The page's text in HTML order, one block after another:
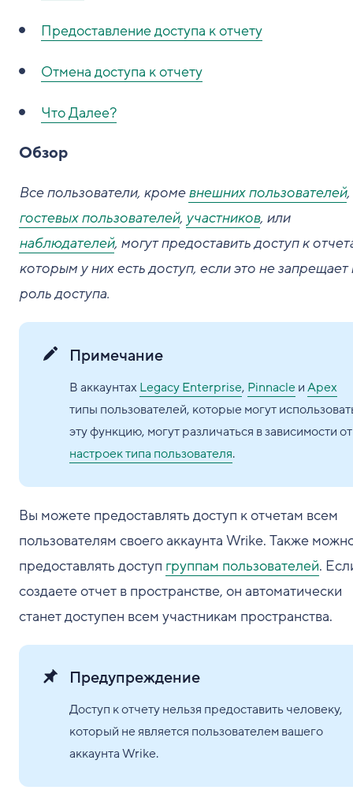
Предоставление доступа к отчету
Отмена доступа к отчету
Что Далее?
Обзор
Все пользователи, кромевнешних пользователей,
гостевых пользователей, участников, или
наблюдателей, могут предоставить доступ к
которым у них есть доступ, если это не запрещает
роль доступа.
Примечание
В аккаунтахLegacy Enterprise, PinnacleиApex
типы пользователей, которые могут
эту функцию, могут различаться в зависимости от
настроек типа пользователя.
Вы можете предоставлять доступ к отчетам всем
пользователям своего аккаунта Wrike. Также
предоставлять доступ группам пользователей.
создаете отчет в пространстве, он автоматически
станет доступен всем участникам пространства.
Предупреждение
Доступ к отчету нельзя предоставить человеку,
который не является пользователем вашего
аккаунта Wrike.